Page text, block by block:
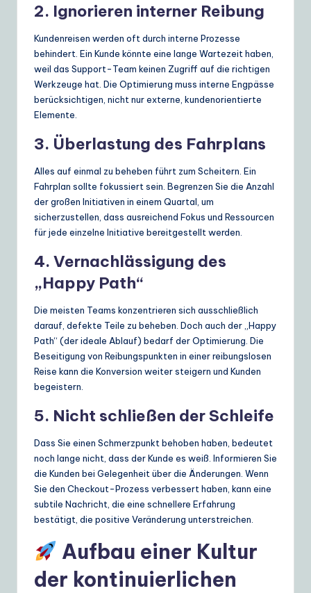
2. Ignorieren interner Reibung
Kundenreisen werden oft durch interne Prozesse
behindert. Ein Kunde könnte eine lange Wartezeit haben,
weil das Support-Team keinen Zugriff auf die richtigen
Werkzeuge hat. Die Optimierung muss interne Engpässe
berücksichtigen, nicht nur externe, kundenorientierte
Elemente.
3. Überlastung des Fahrplans
Alles auf einmal zu beheben führt zum Scheitern. Ein
Fahrplan sollte fokussiert sein. Begrenzen Sie die Anzahl
der großen Initiativen in einem Quartal, um
sicherzustellen, dass ausreichend Fokus und Ressourcen
für jede einzelne Initiative bereitgestellt werden.
4. Vernachlässigung des
„Happy Path“
Die meisten Teams konzentrieren sich ausschließlich
darauf, defekte Teile zu beheben. Doch auch der „Happy
Path“ (der ideale Ablauf) bedarf der Optimierung. Die
Beseitigung von Reibungspunkten in einer reibungslosen
Reise kann die Konversion weiter steigern und Kunden
begeistern.
5. Nicht schließen der Schleife
Dass Sie einen Schmerzpunkt behoben haben, bedeutet
noch lange nicht, dass der Kunde es weiß. Informieren Sie
die Kunden bei Gelegenheit über die Änderungen. Wenn
Sie den Checkout-Prozess verbessert haben, kann eine
subtile Nachricht, die eine schnellere Erfahrung
bestätigt, die positive Veränderung unterstreichen.
Aufbau einer Kultur
der kontinuierlichen